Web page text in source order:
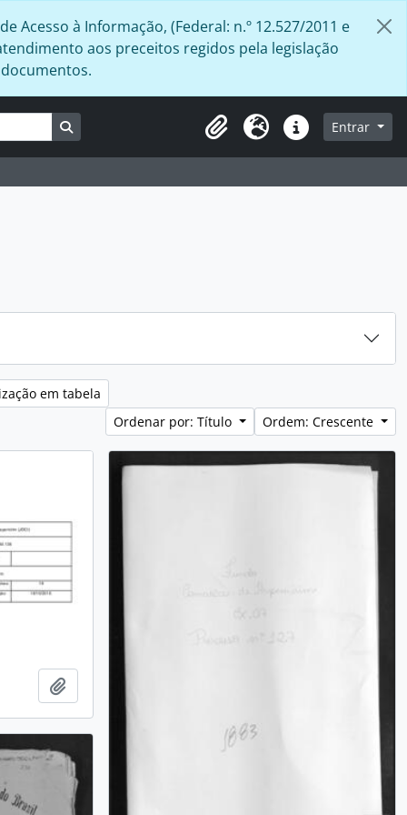
à Informação, (Federal: n.º 12.527/2011 e
aos preceitos regidos pela legislação
Busque na página de navegação
Área de Transferência
Idioma Atalhos Entrar
em tabela
Ordenar por: Título
Ordem: Crescente
Adicionar a área de transferência